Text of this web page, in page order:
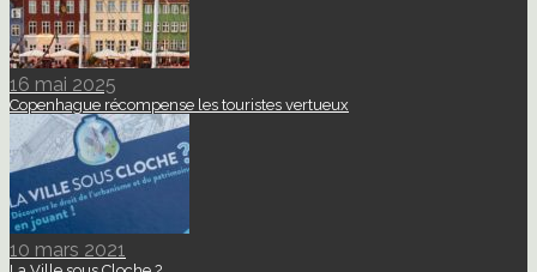
16 mai 2025
Copenhague récompense les touristes vertueux
10 mars 2021